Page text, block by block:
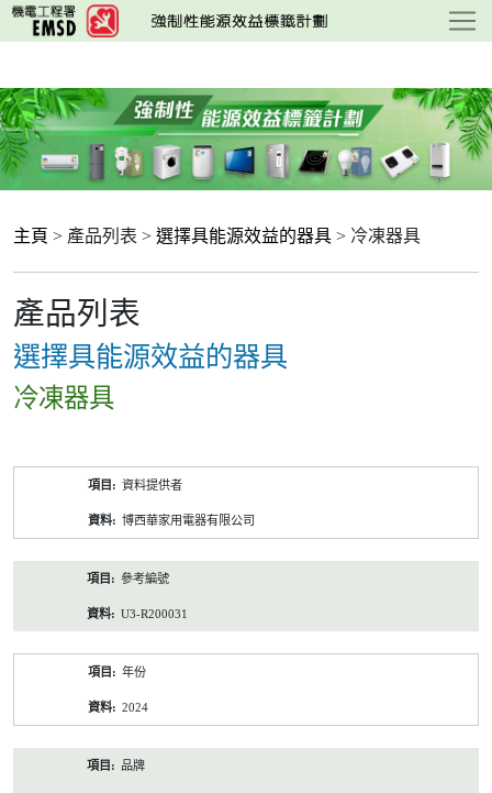
跳
至
要
內
容
主頁 > 產品列表 > 選擇具能源效益的器具 > 冷凍器具
產品列表
選擇具能源效益的器具
冷凍器具
資料提供者
博西華家用電器有限公司
參考編號
U3-R200031
年份
2024
品牌